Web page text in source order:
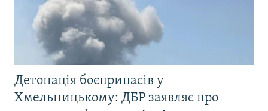
Детонація боєприпасів у
Хмельницькому: ДБР заявляє про